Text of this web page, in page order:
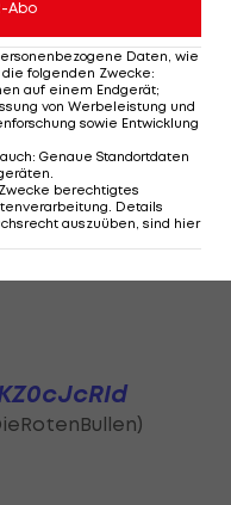
und vor allem
können",
auch den Hessen:
herzlich bei
zwei großartige und
und konnte
Abo
Daten, wie
folgenden Zwecke:
auf einem Endgerät;
von Werbeleistung und
sowie Entwicklung
: Genaue Standortdaten
.
berechtigtes
Details
auszuüben, sind hier